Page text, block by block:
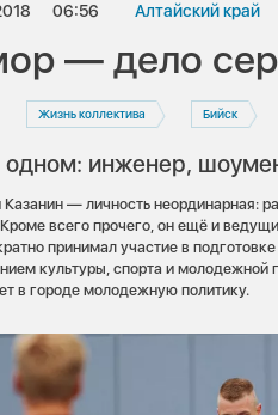
06:56 Алтайский край
— дело
Жизнь коллектива Бийск
одном: инженер,
Казанин — личность неординарная:
всего прочего, он ещё и
принимал участие в
культуры, спорта и молодежной
в городе молодежную политику.